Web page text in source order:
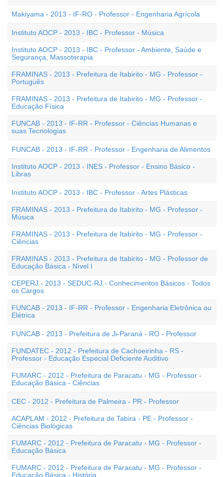
Makiyama - 2013 - IF-RO - Professor - Engenharia Agrícola
Instituto AOCP - 2013 - IBC - Professor - Música
Instituto AOCP - 2013 - IBC - Professor - Ambiente, Saúde e
Segurança, Massoterapia
FRAMINAS - 2013 - Prefeitura de Itabirito - MG - Professor -
Português
FRAMINAS - 2013 - Prefeitura de Itabirito - MG - Professor -
Educação Física
FUNCAB - 2013 - IF-RR - Professor - Ciências Humanas e
suas Tecnologias
FUNCAB - 2013 - IF-RR - Professor - Engenharia de Alimentos
Instituto AOCP - 2013 - INES - Professor - Ensino Básico -
Libras
Instituto AOCP - 2013 - IBC - Professor - Artes Plásticas
FRAMINAS - 2013 - Prefeitura de Itabirito - MG - Professor -
Música
FRAMINAS - 2013 - Prefeitura de Itabirito - MG - Professor -
Ciências
FRAMINAS - 2013 - Prefeitura de Itabirito - MG - Professor de
Educação Básica - Nível I
CEPERJ - 2013 - SEDUC-RJ - Conhecimentos Básicos - Todos
os Cargos
FUNCAB - 2013 - IF-RR - Professor - Engenharia Eletrônica ou
Elétrica
FUNCAB - 2013 - Prefeitura de Ji-Paraná - RO - Professor
FUNDATEC - 2012 - Prefeitura de Cachoeirinha - RS -
Professor - Educação Especial Deficiente Auditivo
FUMARC - 2012 - Prefeitura de Paracatu - MG - Professor -
Educação Básica - Ciências
CEC - 2012 - Prefeitura de Palmeira - PR - Professor
ACAPLAM - 2012 - Prefeitura de Tabira - PE - Professor -
Ciências Biológicas
FUMARC - 2012 - Prefeitura de Paracatu - MG - Professor -
Educação Básica
FUMARC - 2012 - Prefeitura de Paracatu - MG - Professor -
Educação Básica - História